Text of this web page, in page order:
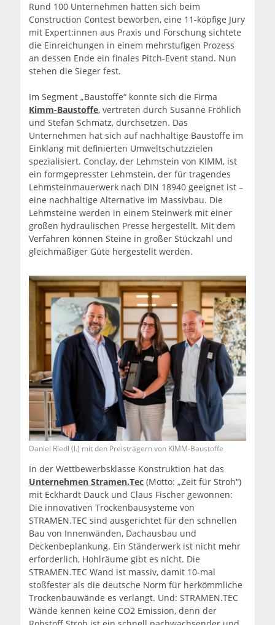
Rund 100 Unternehmen hatten sich beim
Construction Contest beworben, eine 11-köpfige Jury
mit Expert:innen aus Praxis und Forschung sichtete
die Einreichungen in einem mehrstufigen Prozess
an dessen Ende ein finales Pitch-Event stand. Nun
stehen die Sieger fest.
Im Segment „Baustoffe“ konnte sich die Firma
Kimm-Baustoffe, vertreten durch Susanne Fröhlich
und Stefan Schmatz, durchsetzen. Das
Unternehmen hat sich auf nachhaltige Baustoffe im
Einklang mit definierten Umweltschutzzielen
spezialisiert. Conclay, der Lehmstein von KIMM, ist
ein formgepresster Lehmstein, der für tragendes
Lehmsteinmauerwerk nach DIN 18940 geeignet ist –
eine nachhaltige Alternative im Massivbau. Die
Lehmsteine werden in einem Steinwerk mit einer
großen hydraulischen Presse hergestellt. Mit dem
Verfahren können Steine in großer Stückzahl und
gleichmäßiger Güte hergestellt werden.
Daniel Riedl (l.) mit den Preisträgern von KIMM-Baustoffe
In der Wettbewerbsklasse Konstruktion hat das
Unternehmen Stramen.Tec (Motto: „Zeit für Stroh“)
mit Eckhardt Dauck und Claus Fischer gewonnen:
Die innovativen Trockenbausysteme von
STRAMEN.TEC sind ausgerichtet für den schnellen
Bau von Innenwänden, Dachausbau und
Deckenbeplankung. Ein Ständerwerk ist nicht mehr
erforderlich, Hohlräume gibt es nicht. Die
STRAMEN.TEC Wand ist massiv, damit 10-mal
stoßfester als die deutsche Norm für herkömmliche
Trockenbauwände es verlangt. Und: STRAMEN.TEC
Wände kennen keine CO2 Emission, denn der